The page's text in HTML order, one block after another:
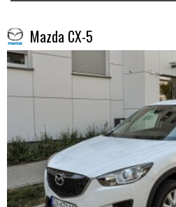
Mazda CX-5